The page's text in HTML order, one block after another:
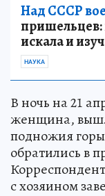
Над СССР
пришельцев:
искала и
НАУКА
В ночь на 21
женщина,
подножия
обратились в
с хозяином